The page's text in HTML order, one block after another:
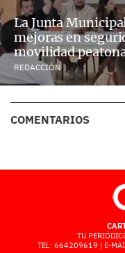
La Junta
mejoras en
movilidad
REDACCIÓN
COMENTARIOS
TU
TEL: 664209619 | E-